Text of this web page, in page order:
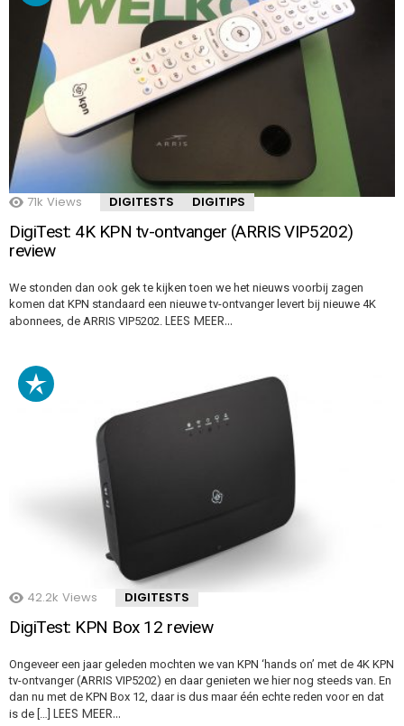
71k Views DIGITESTS DIGITIPS
DigiTest: 4K KPN tv-ontvanger (ARRIS VIP5202)
review
We stonden dan ook gek te kijken toen we het nieuws voorbij zagen
komen dat KPN standaard een nieuwe tv-ontvanger levert bij nieuwe 4K
abonnees, de ARRIS VIP5202. LEES MEER…
42.2k Views DIGITESTS
DigiTest: KPN Box 12 review
Ongeveer een jaar geleden mochten we van KPN ‘hands on’ met de 4K KPN
tv-ontvanger (ARRIS VIP5202) en daar genieten we hier nog steeds van. En
dan nu met de KPN Box 12, daar is dus maar één echte reden voor en dat
is de […] LEES MEER…